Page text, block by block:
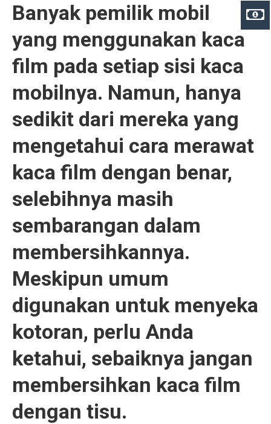
Banyak pemilik mobil
yang menggunakan kaca
film pada setiap sisi kaca
mobilnya. Namun, hanya
sedikit dari mereka yang
mengetahui cara merawat
kaca film dengan benar,
selebihnya masih
sembarangan dalam
membersihkannya.
Meskipun umum
digunakan untuk menyeka
kotoran, perlu Anda
ketahui, sebaiknya jangan
membersihkan kaca film
dengan tisu.